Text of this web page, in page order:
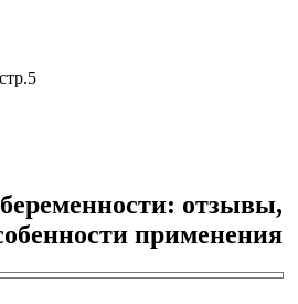
отзывы,
применения